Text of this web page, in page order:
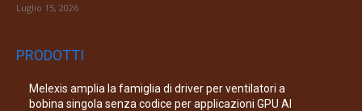
Luglio 15, 2026
PRODOTTI
Melexis amplia la famiglia di driver per ventilatori a
bobina singola senza codice per applicazioni GPU AI